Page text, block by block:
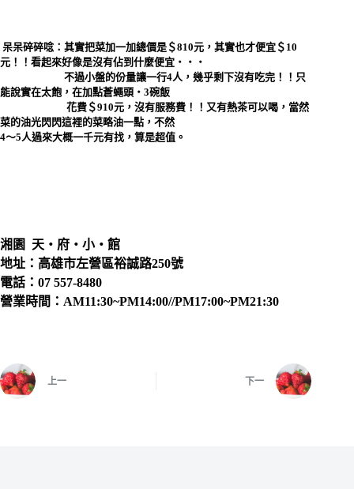
呆呆碎碎唸：其實把菜加一加總價是＄810元，其實也才便宜＄10
元！！看起來好像是沒有佔到什麼便宜‧‧‧
不過小盤的份量讓一行4人，幾乎剩下沒有吃完！！只
能說實在太飽，在加點蒼蠅頭‧3碗飯
花費＄910元，沒有服務費！！又有熱茶可以喝，當然
菜的油光閃閃這裡的菜略油一點，不然
4～5人過來大概一千元有找，算是超值。
湘園 天‧府‧小‧館
地址： 高雄市左營區裕誠路250號
電話：07 557-8480
營業時間：AM11:30~PM14:00//PM17:00~PM21:30
上一 下一